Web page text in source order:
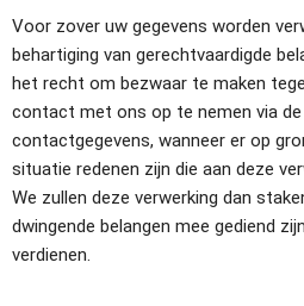
Voor zover uw gegevens worden
behartiging van gerechtvaardigde
het recht om bezwaar te maken
contact met ons op te nemen via de
contactgegevens, wanneer er op
situatie redenen zijn die aan deze
We zullen deze verwerking dan
dwingende belangen mee gediend
verdienen.